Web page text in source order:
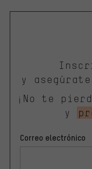
y
¡No te
y
Correo electrónico